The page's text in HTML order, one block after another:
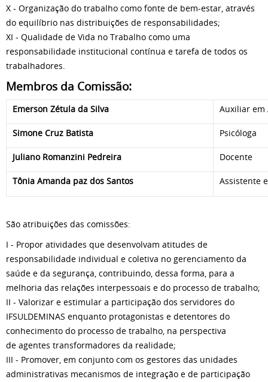
X - Organização do trabalho como fonte de bem-estar, através
do equilíbrio nas distribuições de responsabilidades;
XI - Qualidade de Vida no Trabalho como uma
responsabilidade institucional contínua e tarefa de todos os
trabalhadores.
Membros da Comissão:
Emerson Zétula da Silva Auxiliar em
Simone Cruz Batista Psicóloga
Juliano Romanzini Pedreira Docente
Tônia Amanda paz dos Santos Assistente
São atribuições das comissões:
I - Propor atividades que desenvolvam atitudes de
responsabilidade individual e coletiva no gerenciamento da
saúde e da segurança, contribuindo, dessa forma, para a
melhoria das relações interpessoais e do processo de trabalho;
II - Valorizar e estimular a participação dos servidores do
IFSULDEMINAS enquanto protagonistas e detentores do
conhecimento do processo de trabalho, na perspectiva
de agentes transformadores da realidade;
III - Promover, em conjunto com os gestores das unidades
administrativas mecanismos de integração e de participação